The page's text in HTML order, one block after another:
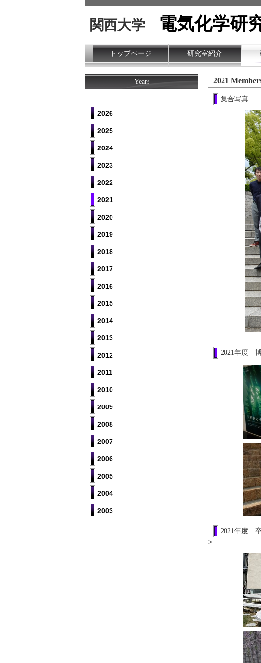
関西大学 電気化学研
トップページ 研究室紹介
Years
2026
2025
2024
2023
2022
2021
2020
2019
2018
2017
2016
2015
2014
2013
2012
2011
2010
2009
2008
2007
2006
2005
2004
2003
2021
集合写真
2021年度
2021年度
>